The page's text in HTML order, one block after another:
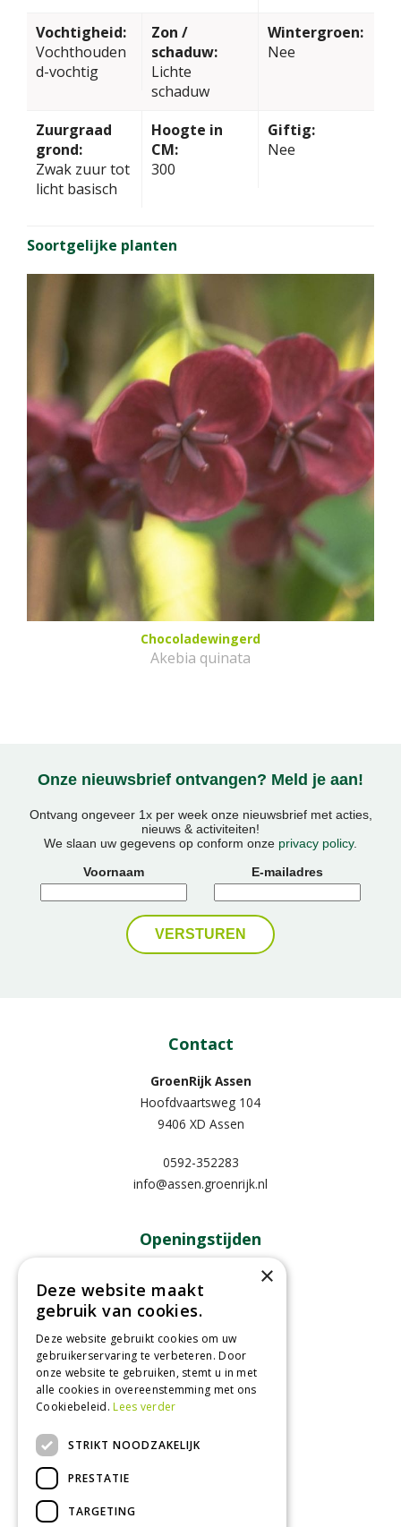
Vochtigheid:
Vochthouden
d-vochtig
Zon /
schaduw:
Lichte
schaduw
Wintergroen:
Nee
Zuurgraad
grond:
Zwak zuur tot
licht basisch
Hoogte in
CM:
300
Giftig:
Nee
Soortgelijke planten
Chocoladewingerd
Akebia quinata
Onze nieuwsbrief ontvangen? Meld je aan!
Ontvang ongeveer 1x per week onze nieuwsbrief met acties,
nieuws & activiteiten!
We slaan uw gegevens op conform onze privacy policy.
Voornaam
E-mailadres
Contact
GroenRijk Assen
Hoofdvaartsweg 104
9406 XD Assen
0592-352283
info@assen.groenrijk.nl
Openingstijden
09:00 - 18:00
Dinsdag
Woensdag
Donderdag
09:00 - 18:00
Vrijdag
09:00 - 18:00
Zaterdag
09:00 - 17:00
Toon alle openingstijden
×
Deze website maakt
gebruik van cookies.
Deze website gebruikt cookies om uw
gebruikerservaring te verbeteren. Door
onze website te gebruiken, stemt u in met
alle cookies in overeenstemming met ons
Cookiebeleid.Lees verder
STRIKT NOODZAKELIJK
PRESTATIE
TARGETING